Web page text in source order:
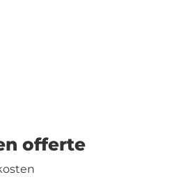
offerte​